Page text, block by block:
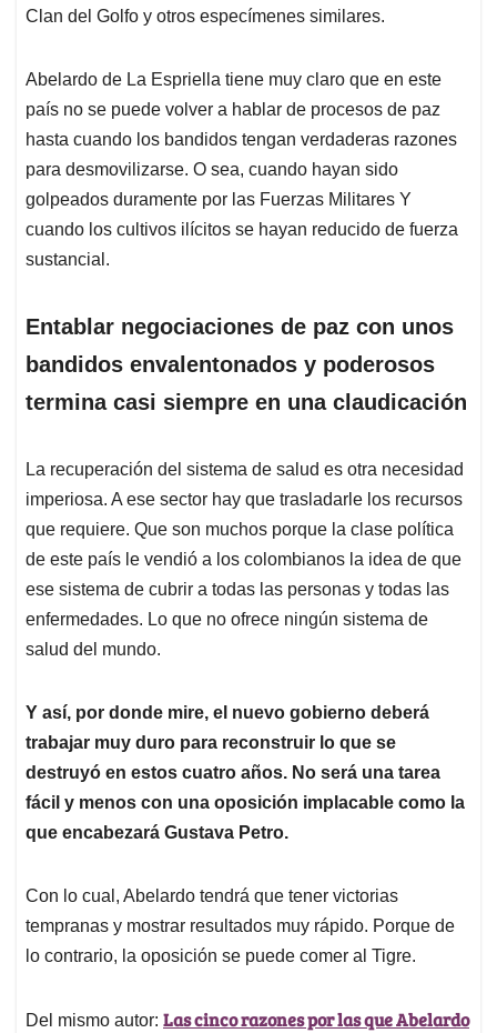
Clan del Golfo y otros especímenes similares.
Abelardo de La Espriella tiene muy claro que en este
país no se puede volver a hablar de procesos de paz
hasta cuando los bandidos tengan verdaderas razones
para desmovilizarse. O sea, cuando hayan sido
golpeados duramente por las Fuerzas Militares Y
cuando los cultivos ilícitos se hayan reducido de fuerza
sustancial.
Entablar negociaciones de paz con unos
bandidos envalentonados y poderosos
termina casi siempre en una claudicación
La recuperación del sistema de salud es otra necesidad
imperiosa. A ese sector hay que trasladarle los recursos
que requiere. Que son muchos porque la clase política
de este país le vendió a los colombianos la idea de que
ese sistema de cubrir a todas las personas y todas las
enfermedades. Lo que no ofrece ningún sistema de
salud del mundo.
Y así, por donde mire, el nuevo gobierno deberá
trabajar muy duro para reconstruir lo que se
destruyó en estos cuatro años. No será una tarea
fácil y menos con una oposición implacable como la
que encabezará Gustava Petro.
Con lo cual, Abelardo tendrá que tener victorias
tempranas y mostrar resultados muy rápido. Porque de
lo contrario, la oposición se puede comer al Tigre.
Del mismo autor: Las cinco razones por las que Abelardo